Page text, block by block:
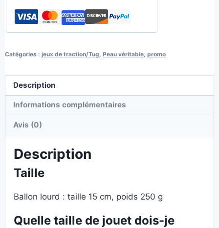
Catégories :jeux de traction/Tug ,Peau véritable ,promo
Description
Informations complémentaires
Avis (0)
Description
Taille
Ballon lourd : taille 15 cm, poids 250 g
Quelle taille de jouet dois-je